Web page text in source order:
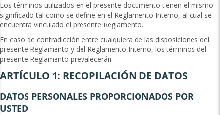
Los términos utilizados en el presente documento tienen el mismo
significado tal como se define en el Reglamento Interno, al cual se
encuentra vinculado el presente Reglamento.
En caso de contradicción entre cualquiera de las disposiciones del
presente Reglamento y del Reglamento Interno, los términos del
presente Reglamento prevalecerán.
ARTÍCULO 1: RECOPILACIÓN DE DATOS
DATOS PERSONALES PROPORCIONADOS POR
USTED